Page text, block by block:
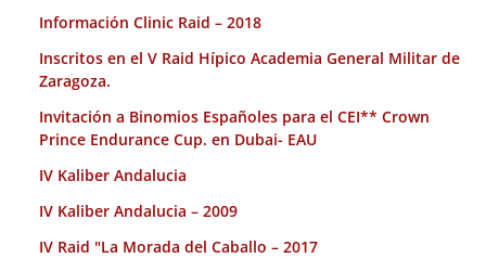
Información Clinic Raid – 2018
Inscritos en el V Raid Hípico Academia General Militar de
Zaragoza.
Invitación a Binomios Españoles para el CEI** Crown
Prince Endurance Cup. en Dubai- EAU
IV Kaliber Andalucia
IV Kaliber Andalucia – 2009
IV Raid "La Morada del Caballo – 2017